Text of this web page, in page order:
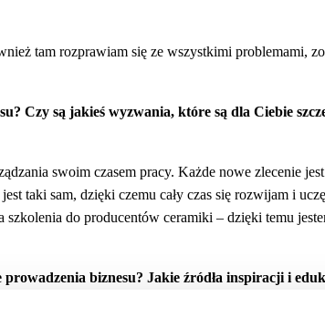
tam rozprawiam się ze wszystkimi problemami,
Czy są jakieś wyzwania, które są dla Ciebie
swoim czasem pracy. Każde nowe zlecenie
taki sam, dzięki czemu cały czas się rozwijam i
do producentów ceramiki – dzięki temu
biznesu? Jakie źródła inspiracji i